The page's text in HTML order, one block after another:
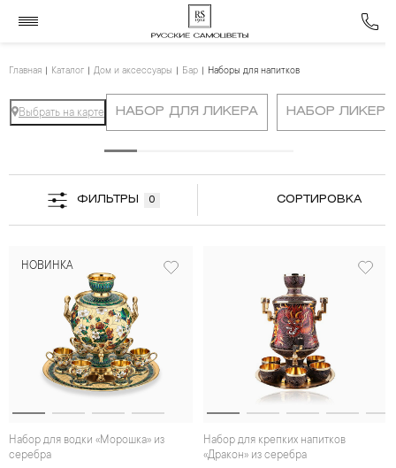
Главная Каталог Дом и аксессуары Бар Наборы для напитков
Выбрать на карте НАБОР ДЛЯ ЛИКЕРА НАБОР
ФИЛЬТРЫ 0 СОРТИРОВКА
НОВИНКА
Набор для водки «Морошка» из
серебра
Набор для крепких напитков
«Дракон» из серебра